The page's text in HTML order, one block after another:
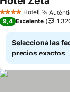
4 EstrellasHotel
9,4 Excelente
Seleccioná las
precios exactos